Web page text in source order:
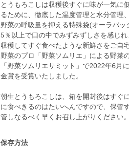
とうもろこしは収穫後すぐに味が一気に
るために、徹底した温度管理と水分管理
野菜の呼吸量を抑える特殊袋(オーラパ
5％以上で口の中でみずみずしさを感じれ
収穫してすぐ食べたような新鮮さをご自
野菜のプロ「野菜ソムリエ」による野菜
「野菜ソムリエサミット」で2022年6月に
金賞を受賞いたしました。
朝生とうもろこしは、箱を開封後はすぐ
に食べきるのはたいへんですので、保管
管しなるべく早くお召し上がりください。
保存方法